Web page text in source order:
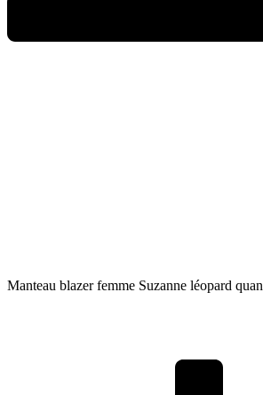
Manteau blazer femme Suzanne léopard